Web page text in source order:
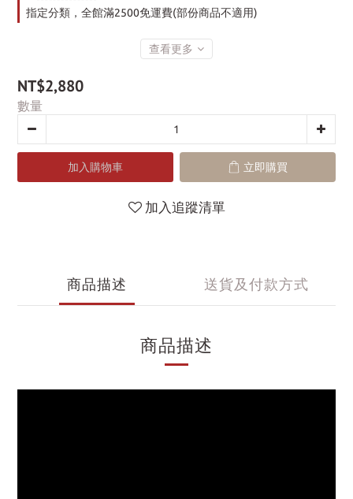
指定分類，全館滿2500免運費(部份商品不適用)
查看更多
NT$2,880
數量
加入購物車 立即購買
加入追蹤清單
商品描述 送貨及付款方式
商品描述